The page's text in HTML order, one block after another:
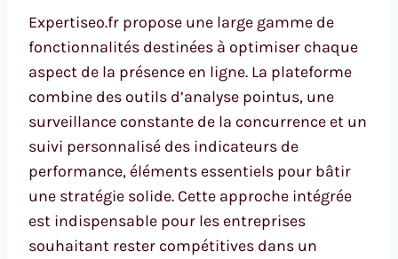
Expertiseo.fr propose une large gamme de
fonctionnalités destinées à optimiser chaque
aspect de la présence en ligne. La plateforme
combine des outils d’analyse pointus, une
surveillance constante de la concurrence et un
suivi personnalisé des indicateurs de
performance, éléments essentiels pour bâtir
une stratégie solide. Cette approche intégrée
est indispensable pour les entreprises
souhaitant rester compétitives dans un